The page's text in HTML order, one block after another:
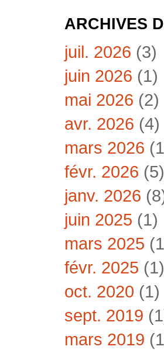
ARCHIVES
juil. 2026 (3)
juin 2026 (1)
mai 2026 (2)
avr. 2026 (4)
mars 2026
févr. 2026 (5)
janv. 2026
juin 2025 (1)
mars 2025
févr. 2025 (1)
oct. 2020 (1)
sept. 2019
mars 2019